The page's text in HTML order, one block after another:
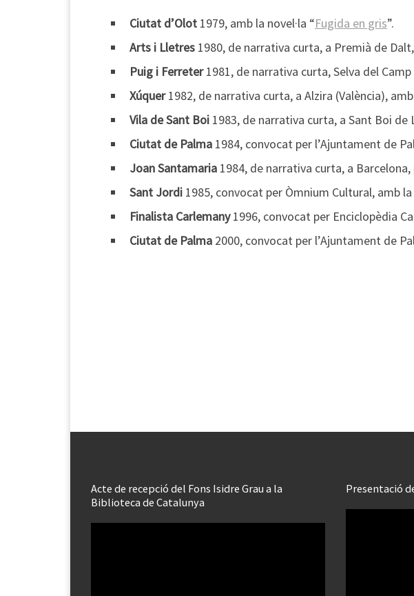
Ciutat d’Olot 1979, amb la novel·la “Fugida en gris”.
Arts i Lletres 1980, de narrativa curta, a Premià de
Puig i Ferreter1981, de narrativa curta, Selva del
Xúquer1982, de narrativa curta, a Alzira (València),
Vila de Sant Boi 1983, de narrativa curta, a Sant Boi
Ciutat de Palma 1984, convocat per l’Ajuntament de
Joan Santamaria 1984, de narrativa curta, a
Sant Jordi 1985, convocat per Òmnium Cultural, amb la
Finalista Carlemany1996, convocat per Enciclopèdia
Ciutat de Palma 2000, convocat per l’Ajuntament de
Acte de recepció del Fons Isidre Grau a la
Biblioteca de Catalunya
Presentació